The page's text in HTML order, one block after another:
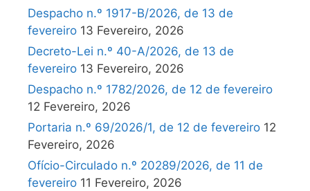
Despacho n.º 1917-B/2026, de 13 de
fevereiro 13 Fevereiro, 2026
Decreto-Lei n.º 40-A/2026, de 13 de
fevereiro 13 Fevereiro, 2026
Despacho n.º 1782/2026, de 12 de fevereiro
12 Fevereiro, 2026
Portaria n.º 69/2026/1, de 12 de fevereiro 12
Fevereiro, 2026
Ofício-Circulado n.º 20289/2026, de 11 de
fevereiro 11 Fevereiro, 2026